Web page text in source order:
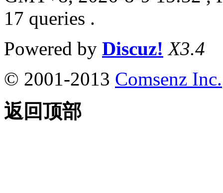
17 queries .
Powered by Discuz! X3.4
© 2001-2013 Comsenz Inc.
返回顶部